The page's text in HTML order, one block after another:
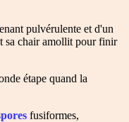
pulvérulente et d'un
sa chair amollit pour finir
étape quand la
fusiformes,